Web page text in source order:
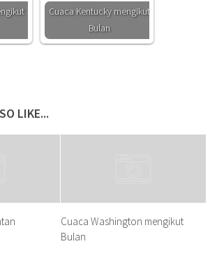
Cuaca Kentucky mengikut
Bulan
LIKE...
Cuaca Washington mengikut
Bulan